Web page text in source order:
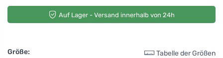
Auf Lager - Versand innerhalb von 24h
Größe: Tabelle der Größen